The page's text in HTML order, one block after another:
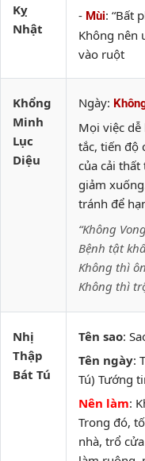
Kỵ
Nhật
- Mùi: “Bất
Không nên
vào ruột
Khổng
Minh
Lục
Diệu
Ngày:
Mọi việc dễ
tắc, tiến độ
của cải
giảm
tránh để
“Không
Bệnh tật
Không thì
Không thì
Nhị
Thập
Bát Tú
Tên sao:
Tên ngày:
Tú) Tướng
Nên làm:
Trong đó,
nhà, trổ